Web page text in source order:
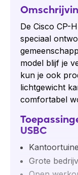
De Cisco CP-
speciaal
model blijf je
kun je ook
lichtgewicht
comfortabel
USBC
Grote